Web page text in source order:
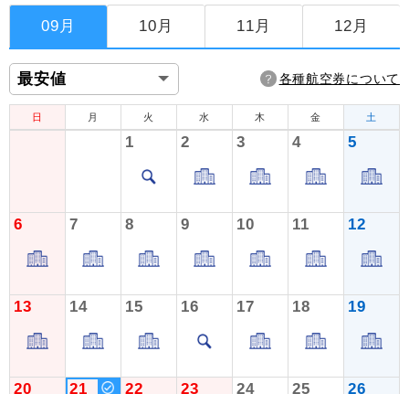
09月 10月 11月 12月
各種航空券について
日 月 火 水 木 金 土
1 2 3 4 5
6 7 8 9 10 11 12
13 14 15 16 17 18 19
20 21 22 23 24 25 26